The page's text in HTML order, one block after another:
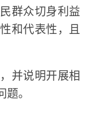
群众切身利益
和代表性，且
并说明开展相
。